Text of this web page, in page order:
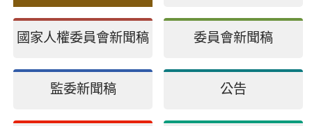
國家人權委員會新聞稿 委員會新聞稿
監委新聞稿 公告